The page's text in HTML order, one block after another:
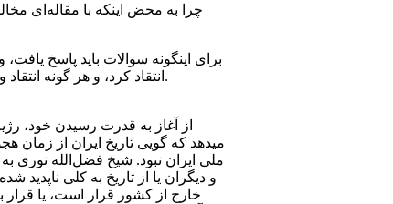
چرا به محض اینکه با مقاله‌ای
انتقاد کرد، و هر گونه انتقاد و یا حتی کنجکاوی در مورد بقیه با واکنش شدید و بر چسب "ضدّ انقلاب" مواجه میشد. نتیجه آن شد که امروز میبینیم.
از آغاز به قدرت رسیدن خود،
ملی‌ ایران نبود. شیخ فضل‌الله نوری
و دیگران یا از تاریخ به کلی‌ ناپدید
خارج از کشور قرار است، یا قرار